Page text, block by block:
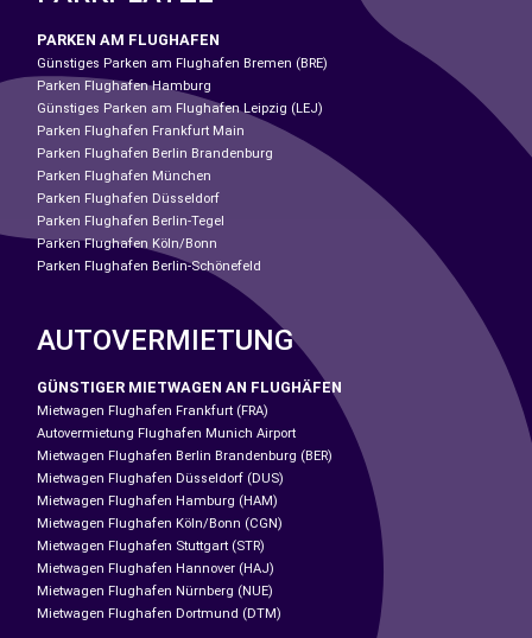
PARKEN AM FLUGHAFEN
Günstiges Parken am Flughafen Bremen (BRE)
Parken Flughafen Hamburg
Günstiges Parken am Flughafen Leipzig (LEJ)
Parken Flughafen Frankfurt Main
Parken Flughafen Berlin Brandenburg
Parken Flughafen München
Parken Flughafen Düsseldorf
Parken Flughafen Berlin-Tegel
Parken Flughafen Köln/Bonn
Parken Flughafen Berlin-Schönefeld
AUTOVERMIETUNG
GÜNSTIGER MIETWAGEN AN FLUGHÄFEN
Mietwagen Flughafen Frankfurt (FRA)
Autovermietung Flughafen Munich Airport
Mietwagen Flughafen Berlin Brandenburg (BER)
Mietwagen Flughafen Düsseldorf (DUS)
Mietwagen Flughafen Hamburg (HAM)
Mietwagen Flughafen Köln/Bonn (CGN)
Mietwagen Flughafen Stuttgart (STR)
Mietwagen Flughafen Hannover (HAJ)
Mietwagen Flughafen Nürnberg (NUE)
Mietwagen Flughafen Dortmund (DTM)